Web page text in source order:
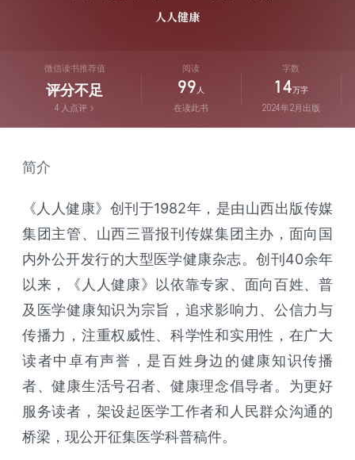
人人健康
微信读书推荐值
评分不足
4 人点评
阅读
99 人
在读此书
字数
14 万字
2024年2月出版
简介
《人人健康》创刊于1982年，是由山西出版传媒
集团主管、山西三晋报刊传媒集团主办，面向国
内外公开发行的大型医学健康杂志。创刊40余年
以来，《人人健康》以依靠专家、面向百姓、普
及医学健康知识为宗旨，追求影响力、公信力与
传播力，注重权威性、科学性和实用性，在广大
读者中卓有声誉，是百姓身边的健康知识传播
者、健康生活号召者、健康理念倡导者。为更好
服务读者，架设起医学工作者和人民群众沟通的
桥梁，现公开征集医学科普稿件。